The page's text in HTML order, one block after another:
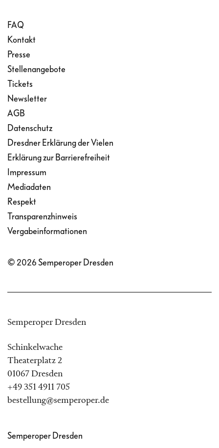
FAQ
Kontakt
Presse
Stellenangebote
Tickets
Newsletter
AGB
Datenschutz
Dresdner Erklärung der Vielen
Erklärung zur Barrierefreiheit
Impressum
Mediadaten
Respekt
Transparenzhinweis
Vergabeinformationen
© 2026 Semperoper Dresden
Semperoper Dresden
Schinkelwache
Theaterplatz 2
01067 Dresden
+49 351 4911 705
bestellung@semperoper.de
Semperoper Dresden